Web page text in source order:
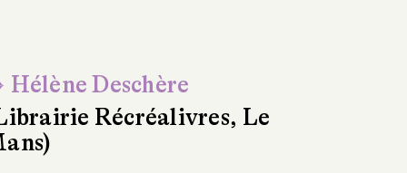
Deschère
Récréalivres, Le